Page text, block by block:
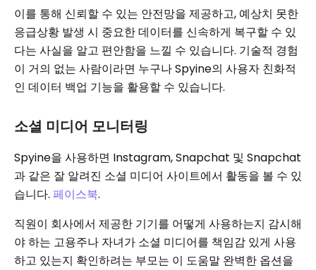
이를 통해 신뢰할 수 있는 안전망을 제공하고, 예상치 못한
응급상황 발생 시 중요한 데이터를 신속하게 복구할 수 있
다는 사실을 알고 편안함을 느낄 수 있습니다. 기술적 경험
이 거의 없는 사람이라면 누구나 Spyine의 사용자 친화적
인 데이터 백업 기능을 활용할 수 있습니다.
소셜 미디어 모니터링
Spyine을 사용하면 Instagram, Snapchat 및 Snapchat
과 같은 잘 알려진 소셜 미디어 사이트에서 활동을 볼 수 있
습니다. 페이스북.
직원이 회사에서 제공한 기기를 어떻게 사용하는지 감시해
야 하는 고용주나 자녀가 소셜 미디어를 책임감 있게 사용
하고 있는지 확인하려는 부모는 이 도움말 완벽한 옵션을